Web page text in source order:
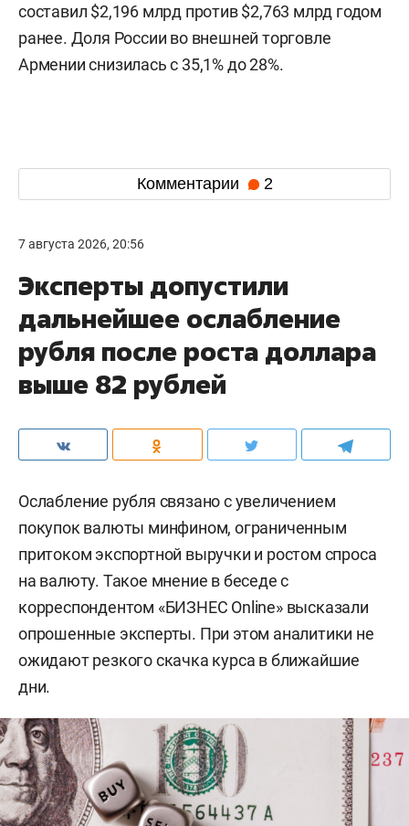
составил $2,196 млрд против $2,763 млрд годом
ранее. Доля России во внешней торговле
Армении снизилась с 35,1% до 28%.
Комментарии 2
7 августа 2026, 20:56
Эксперты допустили
дальнейшее ослабление
рубля после роста доллара
выше 82 рублей
Ослабление рубля связано с увеличением
покупок валюты минфином, ограниченным
притоком экспортной выручки и ростом спроса
на валюту. Такое мнение в беседе с
корреспондентом «БИЗНЕС Online» высказали
опрошенные эксперты. При этом аналитики не
ожидают резкого скачка курса в ближайшие
дни.